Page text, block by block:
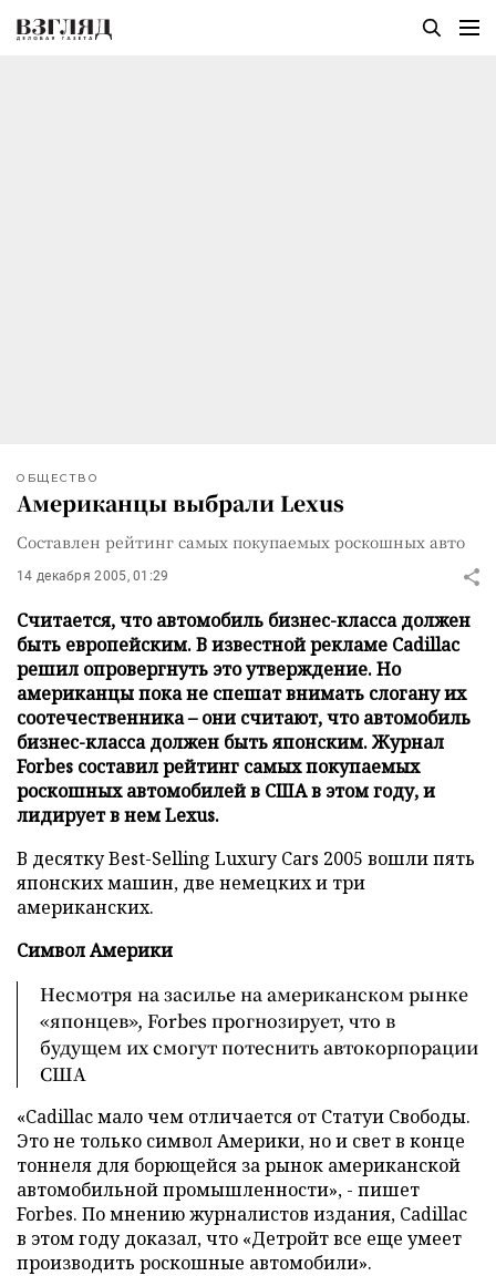
ОБЩЕСТВО
Американцы выбрали Lexus
Составлен рейтинг самых покупаемых роскошных авто
14 декабря 2005, 01:29
Считается, что автомобиль бизнес-класса должен
быть европейским. В известной рекламе Cadillac
решил опровергнуть это утверждение. Но
американцы пока не спешат внимать слогану их
соотечественника – они считают, что автомобиль
бизнес-класса должен быть японским. Журнал
Forbes составил рейтинг самых покупаемых
роскошных автомобилей в США в этом году, и
лидирует в нем Lexus.
В десятку Best-Selling Luxury Cars 2005 вошли пять
японских машин, две немецких и три
американских.
Символ Америки
Несмотря на засилье на американском рынке
«японцев», Forbes прогнозирует, что в
будущем их смогут потеснить автокорпорации
США
«Cadillac мало чем отличается от Статуи Свободы.
Это не только символ Америки, но и свет в конце
тоннеля для борющейся за рынок американской
автомобильной промышленности», - пишет
Forbes. По мнению журналистов издания, Cadillac
в этом году доказал, что «Детройт все еще умеет
производить роскошные автомобили».